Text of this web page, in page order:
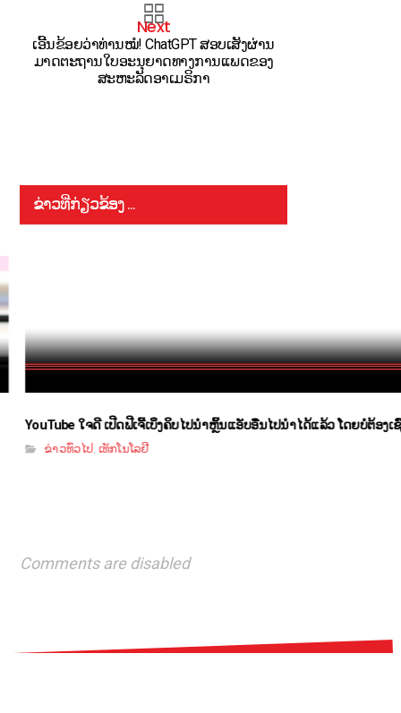
Next
ເອີ້ນຂ້ອຍວ່າທ່ານໝໍ! ChatGPT ສອບເສັງຜ່ານ
ມາດຕະຖານໃບອະນຸຍາດທາງການແພດຂອງ
ສະຫະລັດອາເມຣິກາ
ຂ່າວທີ່ກ່ຽວຂ້ອງ ...
YouTube ໃຈດີ ເປີດຟີເຈີ້ເບິ່ງຄິບໄປນຳຫຼິ້ນແອັບອື່ນໄປນຳໄດ້ແລ້ວ ໂດຍບໍ່ຕ້ອງເ
ຂ່າວທົ່ວໄປ ,ເທັກໂນໂລຢີ
Comments are disabled